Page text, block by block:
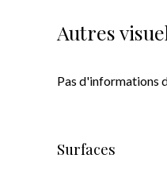
Autres
Pas d'informations
Surfaces